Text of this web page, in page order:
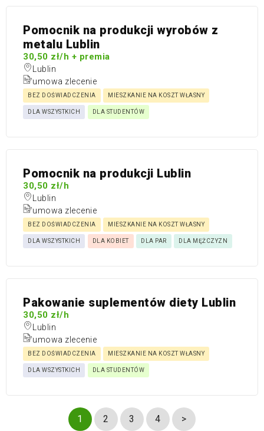
Pomocnik na produkcji wyrobów z
metalu Lublin
30,50 zł/h + premia
Lublin
umowa zlecenie
BEZ DOŚWIADCZENIA MIESZKANIE NA KOSZT WŁASNY
DLA WSZYSTKICH DLA STUDENTÓW
Pomocnik na produkcji Lublin
30,50 zł/h
Lublin
umowa zlecenie
BEZ DOŚWIADCZENIA MIESZKANIE NA KOSZT WŁASNY
DLA WSZYSTKICH DLA KOBIET DLA PAR DLA MĘŻCZYZN
Pakowanie suplementów diety Lublin
30,50 zł/h
Lublin
umowa zlecenie
BEZ DOŚWIADCZENIA MIESZKANIE NA KOSZT WŁASNY
DLA WSZYSTKICH DLA STUDENTÓW
1 2 3 4 >